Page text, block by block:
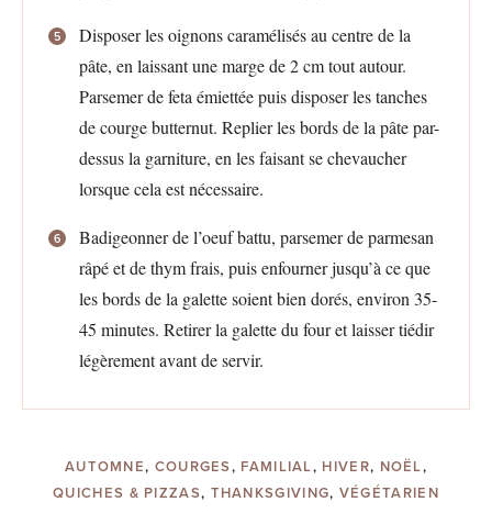
Disposer les oignons caramélisés au centre de la
pâte, en laissant une marge de 2 cm tout autour.
Parsemer de feta émiettée puis disposer les tanches
de courge butternut. Replier les bords de la pâte par-
dessus la garniture, en les faisant se chevaucher
lorsque cela est nécessaire.
Badigeonner de l’oeuf battu, parsemer de parmesan
râpé et de thym frais, puis enfourner jusqu’à ce que
les bords de la galette soient bien dorés, environ 35-
45 minutes. Retirer la galette du four et laisser tiédir
légèrement avant de servir.
AUTOMNE, COURGES, FAMILIAL, HIVER, NOËL,
QUICHES & PIZZAS, THANKSGIVING, VÉGÉTARIEN